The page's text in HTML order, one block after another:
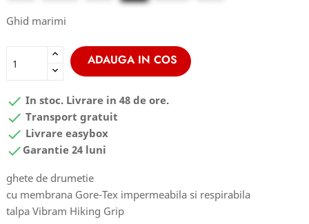
Ghid marimi
ADAUGA IN COS
 In stoc. Livrare in 48 de ore.
 Transport gratuit
 Livrare easybox
 Garantie 24 luni
ghete de drumetie
cu membrana Gore-Tex impermeabila si respirabila
talpa Vibram Hiking Grip